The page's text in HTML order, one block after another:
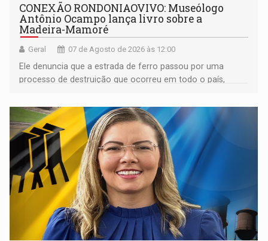
CONEXÃO RONDONIAOVIVO: Museólogo
Antônio Ocampo lança livro sobre a
Madeira-Mamoré
Geral 07 de Agosto de 2026 às 12:00
Ele denuncia que a estrada de ferro passou por uma
processo de destruição que ocorreu em todo o país,